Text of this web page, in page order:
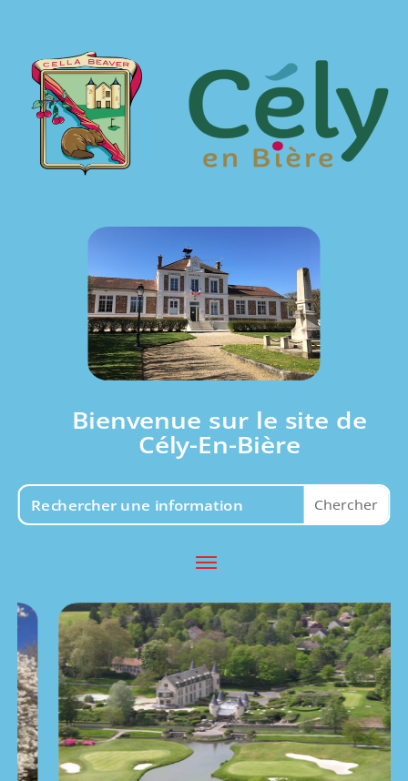
Bienvenue sur le site de
Cély-En-Bière